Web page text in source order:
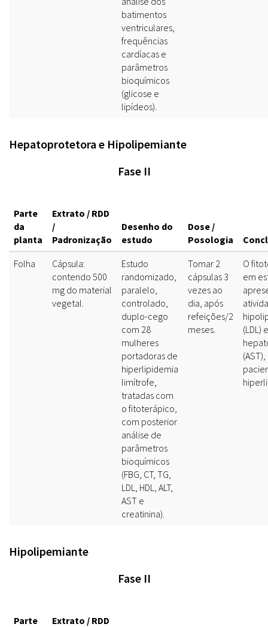
batimentos
ventriculares,
frequências
cardíacas e
parâmetros
bioquímicos
(glicose e
lipídeos).
Hepatoprotetora e Hipolipemiante
Fase II
Parte
da
planta
Extrato / RDD
/
Padronização
Desenho do
estudo
Dose /
Posologia
Folha
Cápsula:
contendo 500
mg do material
vegetal.
Estudo
randomizado,
paralelo,
controlado,
duplo-cego
com 28
mulheres
portadoras de
hiperlipidemia
limítrofe,
tratadas com
o fitoterápico,
com posterior
análise de
parâmetros
bioquímicos
(FBG, CT, TG,
LDL, HDL, ALT,
AST e
creatinina).
Tomar 2
cápsulas 3
vezes ao
dia, após
refeições/2
meses.
O
em
(LDL) e
Hipolipemiante
Fase II
Parte Extrato / RDD